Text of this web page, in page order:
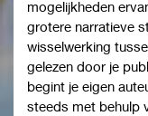
mogelijkheden
grotere narratieve
wisselwerking
gelezen door je
begint je eigen
steeds met behulp